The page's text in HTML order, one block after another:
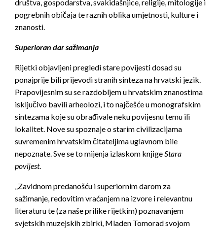
društva, gospodarstva, svakidašnjice, religije, mitologije i
pogrebnih običaja te raznih oblika umjetnosti, kulture i
znanosti.
Superioran dar sažimanja
Rijetki objavljeni pregledi stare povijesti dosad su
ponajprije bili prijevodi stranih sinteza na hrvatski jezik.
Prapovijesnim su se razdobljem u hrvatskim znanostima
isključivo bavili arheolozi, i to najčešće u monografskim
sintezama koje su obrađivale neku povijesnu temu ili
lokalitet. Nove su spoznaje o starim civilizacijama
suvremenim hrvatskim čitateljima uglavnom bile
nepoznate. Sve se to mijenja izlaskom knjigeStara
povijest.
„Zavidnom predanošću i superiornim darom za
sažimanje, redovitim vraćanjem na izvore i relevantnu
literaturu te (za naše prilike rijetkim) poznavanjem
svjetskih muzejskih zbirki, Mladen Tomorad svojom